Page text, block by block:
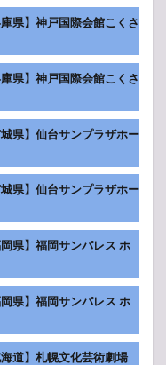
県】神戸国際会館こくさ
県】神戸国際会館こくさ
県】仙台サンプラザホー
県】仙台サンプラザホー
県】福岡サンパレス ホ
県】福岡サンパレス ホ
道】札幌文化芸術劇場